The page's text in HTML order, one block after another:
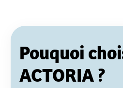
Pouquoi
ACTORIA ?